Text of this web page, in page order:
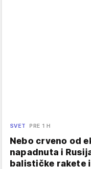
SVET PRE 1 H
Nebo crveno od
napadnuta i
balističke rakete